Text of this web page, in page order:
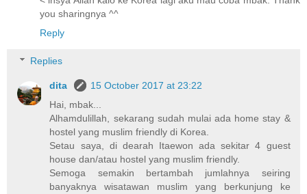
you sharingnya ^^
Reply
Replies
dita
15 October 2017 at 23:22
Hai, mbak...
Alhamdulillah, sekarang sudah mulai ada home stay &
hostel yang muslim friendly di Korea.
Setau saya, di dearah Itaewon ada sekitar 4 guest
house dan/atau hostel yang muslim friendly.
Semoga semakin bertambah jumlahnya seiring
banyaknya wisatawan muslim yang berkunjung ke